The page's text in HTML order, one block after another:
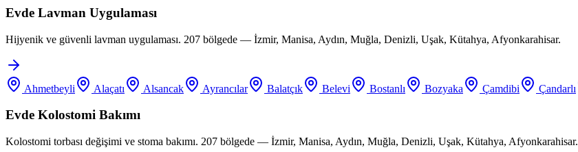
Evde Lavman Uygulaması
Hijyenik ve güvenli lavman uygulaması. 207 bölgede — İzmir, Manisa, Aydın, Muğla, Denizli, Uşak, Kütahya, Afyonkarahisar.
Ahmetbeyli Alaçatı Alsancak Ayrancılar Balatçık Belevi Bostanlı Bozyaka Çamdibi Çandarlı
Evde Kolostomi Bakımı
Kolostomi torbası değişimi ve stoma bakımı. 207 bölgede — İzmir, Manisa, Aydın, Muğla, Denizli, Uşak, Kütahya, Afyonkarahisar.